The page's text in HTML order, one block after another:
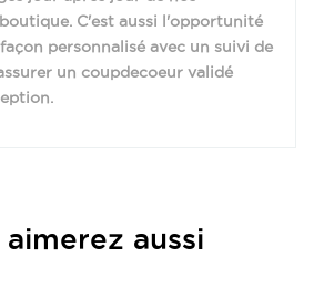
C'est aussi l'opportunité
personnalisé avec un suivi de
un coupdecoeur validé
aimerez aussi